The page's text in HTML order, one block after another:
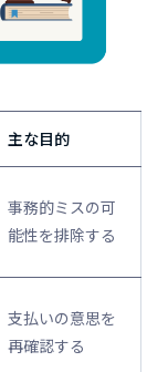
主な目的
事務的ミスの可
能性を排除する
支払いの意思を
再確認する